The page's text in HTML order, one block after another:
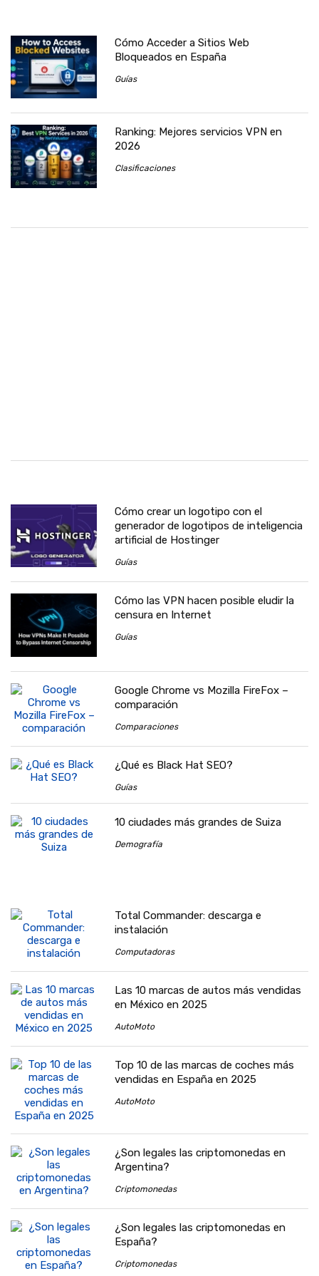
Cómo Acceder a Sitios Web
Bloqueados en España
Guías
Ranking: Mejores servicios VPN en
2026
Clasificaciones
Cómo crear un logotipo con el
generador de logotipos de inteligencia
artificial de Hostinger
Guías
Cómo las VPN hacen posible eludir la
censura en Internet
Guías
Google Chrome vs Mozilla FireFox –
comparación
Comparaciones
¿Qué es Black Hat SEO?
Guías
10 ciudades más grandes de Suiza
Demografía
Total Commander: descarga e
instalación
Computadoras
Las 10 marcas de autos más vendidas
en México en 2025
AutoMoto
Top 10 de las marcas de coches más
vendidas en España en 2025
AutoMoto
¿Son legales las criptomonedas en
Argentina?
Criptomonedas
¿Son legales las criptomonedas en
España?
Criptomonedas